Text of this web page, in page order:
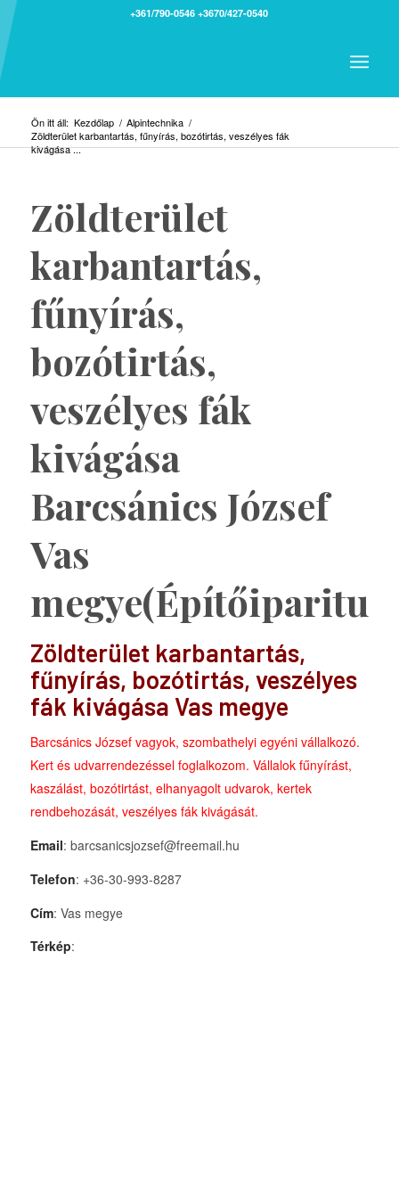
+361/790-0546 +3670/427-0540
Ön itt áll: Kezdőlap / Alpintechnika /
Zöldterület karbantartás, fűnyírás, bozótirtás, veszélyes fák
kivágása ...
Zöldterület
karbantartás,
fűnyírás,
bozótirtás,
veszélyes fák
kivágása
Barcsánics József
Vas
Zöldterület karbantartás,
fűnyírás, bozótirtás, veszélyes
fák kivágása Vas megye
Barcsánics József vagyok, szombathelyi egyéni vállalkozó.
Kert és udvarrendezéssel foglalkozom. Vállalok fűnyírást,
kaszálást, bozótirtást, elhanyagolt udvarok, kertek
rendbehozását, veszélyes fák kivágását.
Email: barcsanicsjozsef@freemail.hu
Telefon: +36-30-993-8287
Cím: Vas megye
Térkép: